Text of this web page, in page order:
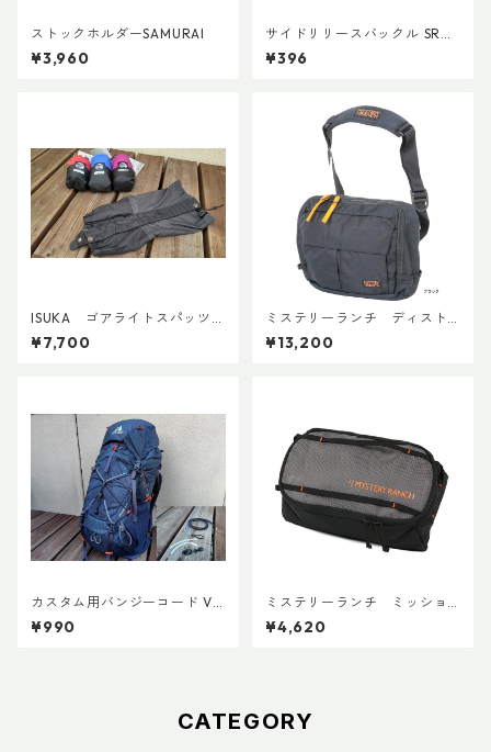
ストックホルダーSAMURAI
¥3,960
サイドリリースバックル SRG
MD 両引き 20mm (２個)
¥396
ISUKA ゴアライトスパッツカ
スタム BASE
¥7,700
ミステリーランチ ディスト
リクト８
¥13,200
カスタム用バンジーコード Ve
r.3
¥990
ミステリーランチ ミッショ
ンパッキングキューブ M ブ
ラック
¥4,620
CATEGORY